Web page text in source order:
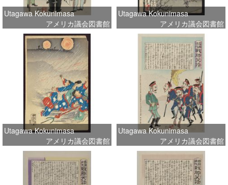
Utagawa Kokunimasa
アメリカ議会図書館
Utagawa Kokunimasa
アメリカ議会図書館
Utagawa Kokunimasa
アメリカ議会図書館
Utagawa Kokunimasa
アメリカ議会図書館